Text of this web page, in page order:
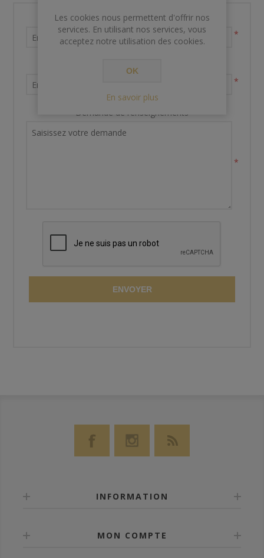
Nom et prénom
*
Votre adresse email
*
Demande de renseignements
*
ENVOYER
INFORMATION
MON COMPTE
Les cookies nous permettent d'offrir nos
services. En utilisant nos services, vous
acceptez notre utilisation des cookies.
OK
En savoir plus